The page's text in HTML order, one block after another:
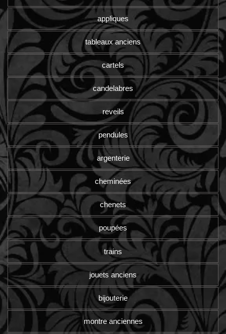
appliques
tableaux anciens
cartels
candelabres
reveils
pendules
argenterie
cheminées
chenets
poupées
trains
jouets anciens
bijouterie
montre anciennes